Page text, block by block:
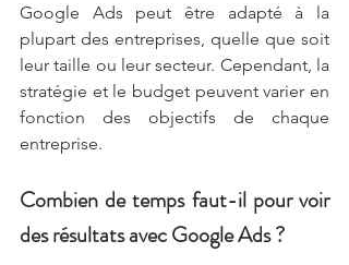
Google Ads peut être adapté à la
plupart des entreprises, quelle que soit
leur taille ou leur secteur. Cependant, la
stratégie et le budget peuvent varier en
fonction des objectifs de chaque
entreprise.
Combien de temps faut-il pour voir
des résultats avec Google Ads ?